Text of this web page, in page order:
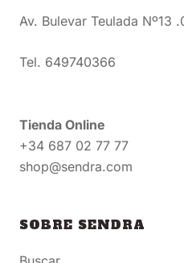
Av. Bulevar Teulada Nº13
Tel. 649740366
Tienda Online
+34 687 02 77 77
shop@sendra.com
SOBRE SENDRA